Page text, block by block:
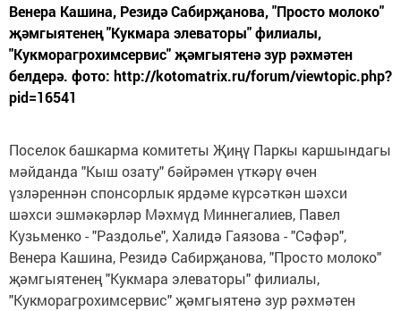
Венера Кашина, Резидә Сабирҗанова, "Просто молоко"
җәмгыятенең "Кукмара элеваторы" филиалы,
"Кукморагрохимсервис" җәмгыятенә зур рәхмәтен
белдерә. фото: http://kotomatrix.ru/forum/viewtopic.php?
pid=16541
Поселок башкарма комитеты Җиңү Паркы каршындагы
мәйданда "Кыш озату" бәйрәмен үткәрү өчен
үзләреннән спонсорлык ярдәме күрсәткән шәхси
шәхси эшмәкәрләр Мәхмүд Миннегалиев, Павел
Кузьменко - "Раздолье", Халидә Гаязова - "Сәфәр",
Венера Кашина, Резидә Сабирҗанова, "Просто молоко"
җәмгыятенең "Кукмара элеваторы" филиалы,
"Кукморагрохимсервис" җәмгыятенә зур рәхмәтен